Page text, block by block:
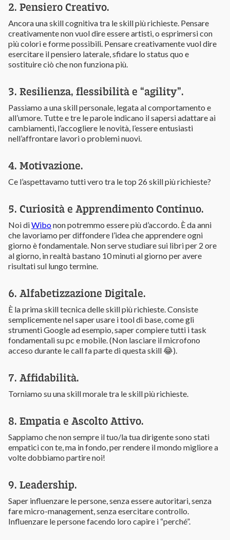
2. Pensiero Creativo.
Ancora una skill cognitiva tra le skill più richieste. Pensare
creativamente non vuol dire essere artisti, o esprimersi con
più colori e forme possibili. Pensare creativamente vuol dire
esercitare il pensiero laterale, sfidare lo status quo e
sostituire ciò che non funziona più.
3. Resilienza, flessibilità e “agility”.
Passiamo a una skill personale, legata al comportamento e
all’umore. Tutte e tre le parole indicano il sapersi adattare ai
cambiamenti, l’accogliere le novità, l’essere entusiasti
nell’affrontare lavori o problemi nuovi.
4. Motivazione.
Ce l’aspettavamo tutti vero tra le top 26 skill più richieste?
5. Curiosità e Apprendimento Continuo.
Noi diWibonon potremmo essere più d’accordo. È da anni
che lavoriamo per diffondere l’idea che apprendere ogni
giorno è fondamentale. Non serve studiare sui libri per 2 ore
al giorno, in realtà bastano 10 minuti al giorno per avere
risultati sul lungo termine.
6. Alfabetizzazione Digitale.
È la prima skill tecnica delle skill più richieste. Consiste
semplicemente nel saper usare i tool di base, come gli
strumenti Google ad esempio, saper compiere tutti i task
fondamentali su pc e mobile. (Non lasciare il microfono
acceso durante le call fa parte di questa skill 😂).
7. Affidabilità.
Torniamo su una skill morale tra le skill più richieste.
8. Empatia e Ascolto Attivo.
Sappiamo che non sempre il tuo/la tua dirigente sono stati
empatici con te, ma in fondo, per rendere il mondo migliore a
volte dobbiamo partire noi!
9. Leadership.
Saper influenzare le persone, senza essere autoritari, senza
fare micro-management, senza esercitare controllo.
Influenzare le persone facendo loro capire i “perché”.